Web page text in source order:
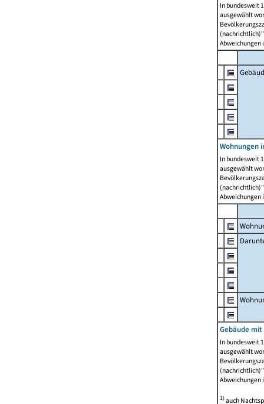
In bundesweit
ausgewählt
Abweichungen
Wohnungen
In bundesweit
ausgewählt
Abweichungen
Gebäude
In bundesweit
ausgewählt
Abweichungen
1)auch